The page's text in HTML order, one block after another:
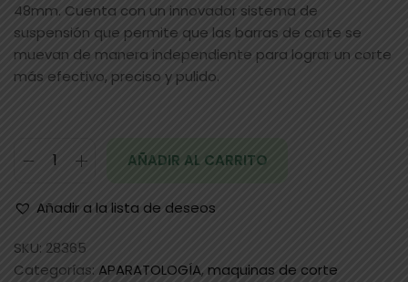
48mm. Cuenta con un innovador sistema de
suspensión que permite que las barras de corte se
muevan de manera independiente para lograr un corte
más efectivo, preciso y pulido.
AÑADIR AL CARRITO
Añadir a la lista de deseos
SKU: 28365
Categorías: APARATOLOGÍA, maquinas de corte